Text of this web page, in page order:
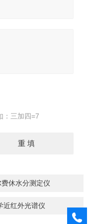
：三加四=7
休水分测定仪
近红外光谱仪